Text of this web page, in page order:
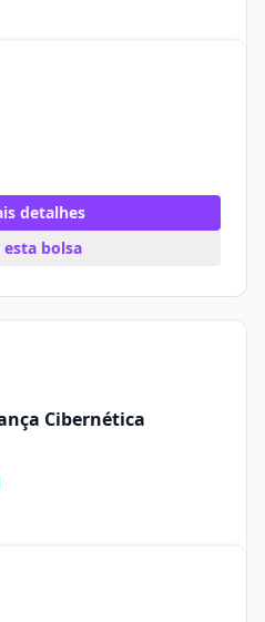
detalhes
bolsa
Cibernética